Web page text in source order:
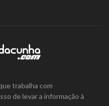
trabalha com
de levar a informação à